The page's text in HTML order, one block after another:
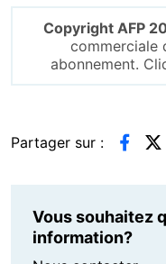
Copyright AFP
commerciale
abonnement.
Partager sur :
Vous souhaitez
information?